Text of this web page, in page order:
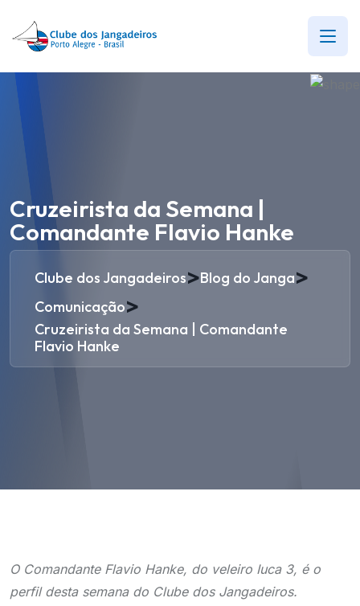
Cruzeirista da Semana |
Comandante Flavio Hanke
Clube dos Jangadeiros>Blog do Janga>
Comunicação>
Cruzeirista da Semana | Comandante
Flavio Hanke
O Comandante Flavio Hanke, do veleiro Iuca 3, é o
perfil desta semana do Clube dos Jangadeiros.